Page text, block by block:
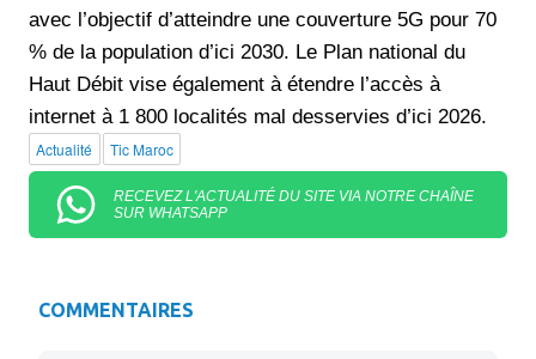
avec l’objectif d’atteindre une couverture 5G pour 70
% de la population d’ici 2030. Le Plan national du
Haut Débit vise également à étendre l’accès à
internet à 1 800 localités mal desservies d’ici 2026.
Actualité Tic Maroc
RECEVEZ L'ACTUALITÉ DU SITE VIA NOTRE CHAÎNE
SUR WHATSAPP
COMMENTAIRES